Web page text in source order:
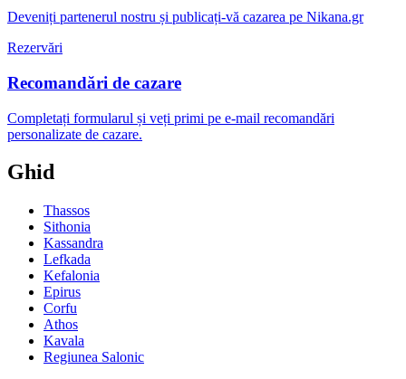
Deveniți partenerul nostru și publicați-vă cazarea pe Nikana.gr
Rezervări
Recomandări de cazare
Completați formularul și veți primi pe e-mail recomandări
personalizate de cazare.
Ghid
Thassos
Sithonia
Kassandra
Lefkada
Kefalonia
Epirus
Corfu
Athos
Kavala
Regiunea Salonic